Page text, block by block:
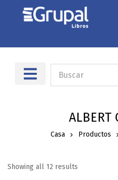
ALBERT
Casa Productos
Showing all 12 results